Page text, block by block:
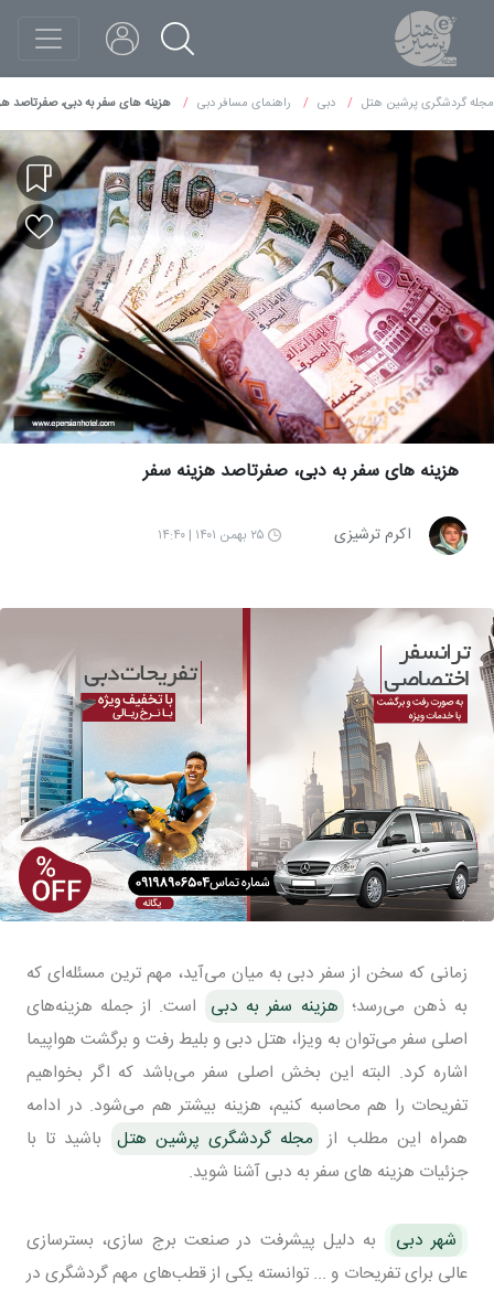
مجله گردشگری پرشین هتل دبی راهنمای مسافر دبی هزینه های سفر به دبی، صفرتاصد
هزینه های سفر به دبی، صفرتاصد هزینه سفر
اکرم ترشیزی ۲۵ بهمن ۱۴۰۱ | ۱۴:۴۰
زمانی که سخن از سفر دبی به میان می‌آید، مهم ترین مسئله‌ای که
به ذهن می‌رسد؛ هزینه سفر به دبی است. از جمله هزینه‌های
اصلی سفر می‌توان به ویزا، هتل دبی و بلیط رفت و برگشت هواپیما
اشاره کرد. البته این بخش اصلی سفر می‌باشد که اگر بخواهیم
تفریحات را هم محاسبه کنیم، هزینه بیشتر هم می‌شود. در ادامه
همراه این مطلب از مجله گردشگری پرشین هتل باشید تا با
جزئیات هزینه های سفر به دبی آشنا شوید.
شهر دبی
به دلیل پیشرفت در صنعت برج سازی، بسترسازی
عالی برای تفریحات و ... توانسته یکی از قطب‌های مهم گردشگری در